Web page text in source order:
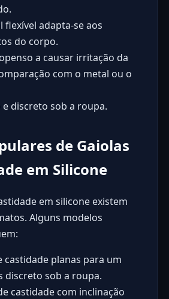
flexível adapta-se aos
do corpo.
a causar irritação da
com o metal ou o
e discreto sob a roupa.
de Gaiolas
em Silicone
em silicone existem
Alguns modelos
castidade planas para um
discreto sob a roupa.
castidade com inclinação